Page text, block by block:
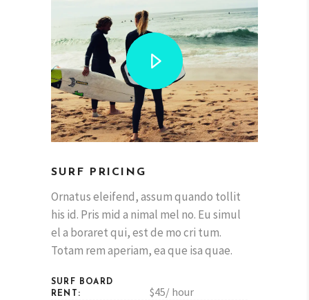
SURF PRICING
Ornatus eleifend, assum quando tollit
his id. Pris mid a nimal mel no. Eu simul
el a boraret qui, est de mo cri tum.
Totam rem aperiam, ea que isa quae.
SURF BOARD
RENT:
$45/ hour